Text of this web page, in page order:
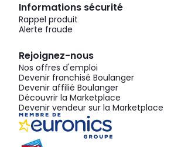
Informations sécurité
Rappel produit
Alerte fraude
Rejoignez-nous
Nos offres d'emploi
Devenir franchisé Boulanger
Devenir affilié Boulanger
Découvrir la Marketplace
Devenir vendeur sur la Marketplace